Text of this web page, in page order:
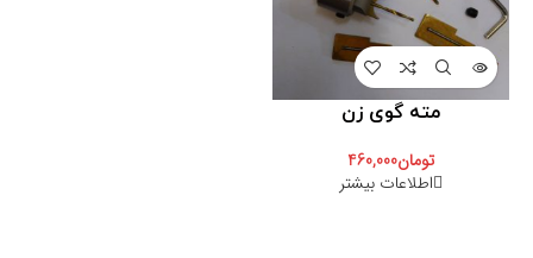
مته گوی زن
تومان460,000
اطلاعات بیشتر